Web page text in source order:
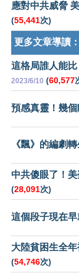
應對中共威脅
(55,441次)
更多文章導讀：
這格局誰人能
2023/6/10 (60,577
預感真靈！幾
《飄》的編劇
中共傻眼了！
(28,091次)
這個段子現在
大陸貧困生全
(54,746次)